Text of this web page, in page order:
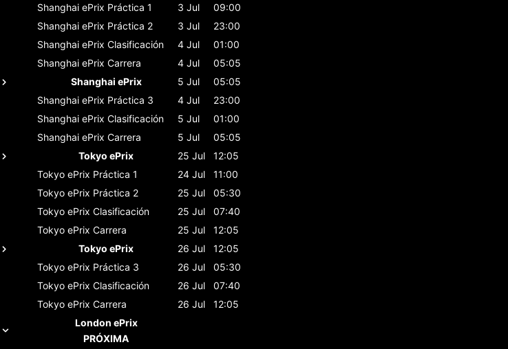
Shanghai ePrix Práctica 1 3 Jul
09:00
Shanghai ePrix Práctica 2 3 Jul
23:00
Shanghai ePrix Clasificación 4 Jul
01:00
Shanghai ePrix Carrera 4 Jul
05:05
Shanghai ePrix
5 Jul
05:05
Shanghai ePrix Práctica 3 4 Jul
23:00
Shanghai ePrix Clasificación 5 Jul
01:00
Shanghai ePrix Carrera 5 Jul
05:05
Tokyo ePrix
25 Jul
12:05
Tokyo ePrix Práctica 1 24 Jul
11:00
Tokyo ePrix Práctica 2 25 Jul
05:30
Tokyo ePrix Clasificación 25 Jul
07:40
Tokyo ePrix Carrera 25 Jul
12:05
Tokyo ePrix
26 Jul
12:05
Tokyo ePrix Práctica 3 26 Jul
05:30
Tokyo ePrix Clasificación 26 Jul
07:40
Tokyo ePrix Carrera 26 Jul
12:05
London ePrix
PRÓXIMA